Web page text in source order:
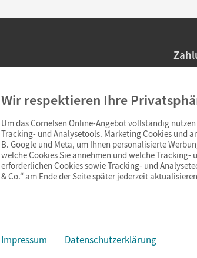
Lehrkräfte
Verschlüsselung
von 4 Wochen
Ab
Barrierefreiheit Cookies & Co.
Wir respektieren Ihre
Um das Cornelsen Online-Angebot vollständig
Tracking- und Analysetools. Marketing Cookies und
B. Google und Meta, um Ihnen personalisierte
welche Cookies Sie annehmen und welche
erforderlichen Cookies sowie Tracking- und
& Co.“ am Ende der Seite später jederzeit aktualisieren
Impressum Datenschutzerklärung